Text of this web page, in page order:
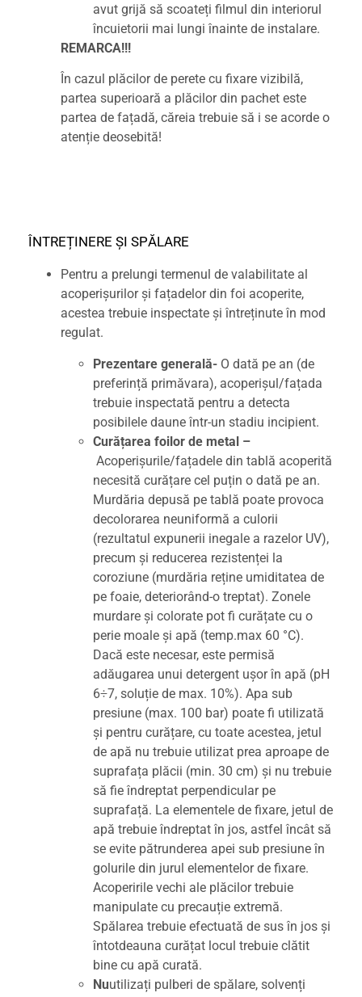
avut grijă să scoateți filmul din interiorul
încuietorii mai lungi înainte de instalare.
REMARCA!!!
În cazul plăcilor de perete cu fixare vizibilă,
partea superioară a plăcilor din pachet este
partea de fațadă, căreia trebuie să i se acorde o
atenție deosebită!
ÎNTREȚINERE ȘI SPĂLARE
Pentru a prelungi termenul de valabilitate al
acoperișurilor și fațadelor din foi acoperite,
acestea trebuie inspectate și întreținute în mod
regulat.
Prezentare generală- O dată pe an (de
preferință primăvara), acoperișul/fațada
trebuie inspectată pentru a detecta
posibilele daune într-un stadiu incipient.
Curățarea foilor de metal –
Acoperișurile/fațadele din tablă acoperită
necesită curățare cel puțin o dată pe an.
Murdăria depusă pe tablă poate provoca
decolorarea neuniformă a culorii
(rezultatul expunerii inegale a razelor UV),
precum și reducerea rezistenței la
coroziune (murdăria reține umiditatea de
pe foaie, deteriorând-o treptat). Zonele
murdare și colorate pot fi curățate cu o
perie moale și apă (temp.max 60 °C).
Dacă este necesar, este permisă
adăugarea unui detergent ușor în apă (pH
6÷7, soluție de max. 10%). Apa sub
presiune (max. 100 bar) poate fi utilizată
și pentru curățare, cu toate acestea, jetul
de apă nu trebuie utilizat prea aproape de
suprafața plăcii (min. 30 cm) și nu trebuie
să fie îndreptat perpendicular pe
suprafață. La elementele de fixare, jetul de
apă trebuie îndreptat în jos, astfel încât să
se evite pătrunderea apei sub presiune în
golurile din jurul elementelor de fixare.
Acoperirile vechi ale plăcilor trebuie
manipulate cu precauție extremă.
Spălarea trebuie efectuată de sus în jos și
întotdeauna curățat locul trebuie clătit
bine cu apă curată.
Nuutilizați pulberi de spălare, solvenți